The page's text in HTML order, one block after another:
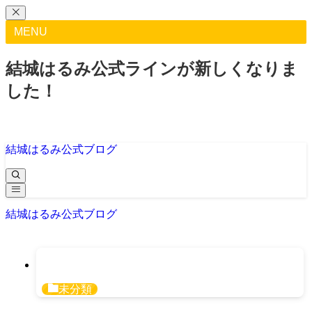
MENU
結城はるみ公式ラインが新しくなりま
した！
結城はるみ公式ブログ
結城はるみ公式ブログ
未分類